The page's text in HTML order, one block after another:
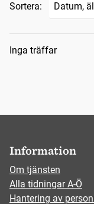
Sortera:
Inga träffar
Information
Om tjänsten
Alla tidningar A-Ö
Hantering av